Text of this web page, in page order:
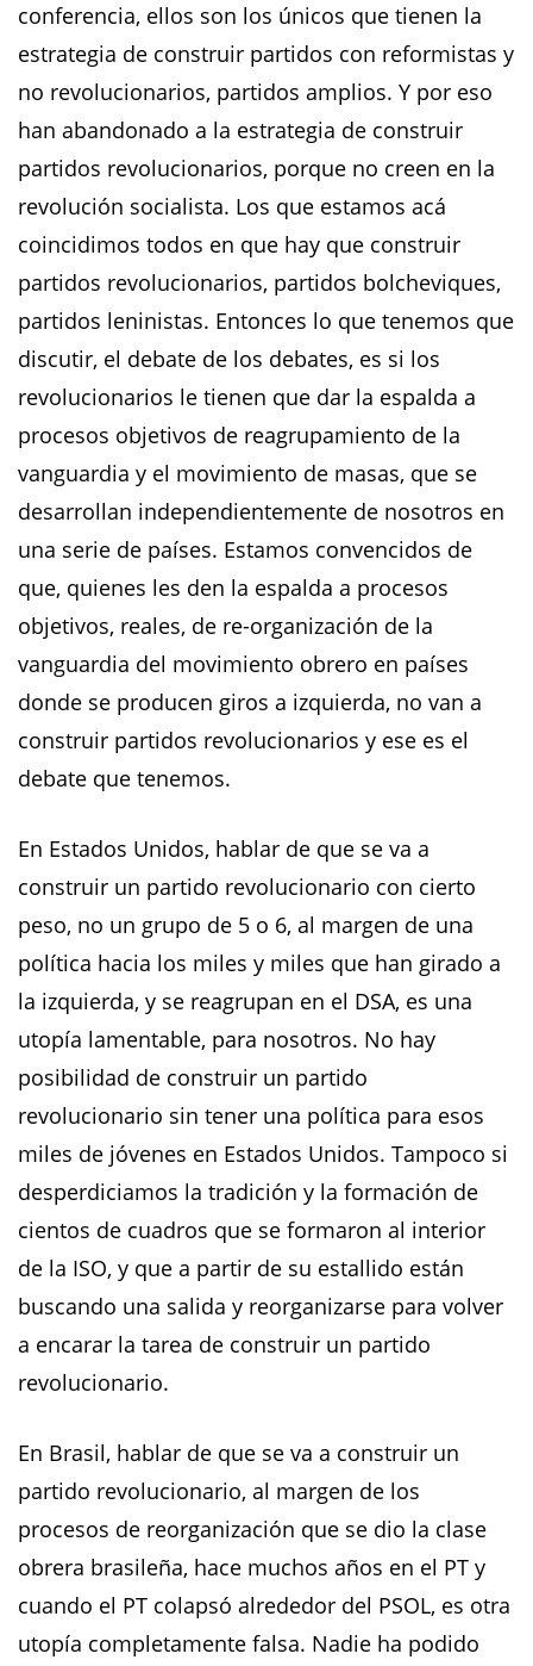
conferencia, ellos son los únicos que tienen la
estrategia de construir partidos con reformistas y
no revolucionarios, partidos amplios. Y por eso
han abandonado a la estrategia de construir
partidos revolucionarios, porque no creen en la
revolución socialista. Los que estamos acá
coincidimos todos en que hay que construir
partidos revolucionarios, partidos bolcheviques,
partidos leninistas. Entonces lo que tenemos que
discutir, el debate de los debates, es si los
revolucionarios le tienen que dar la espalda a
procesos objetivos de reagrupamiento de la
vanguardia y el movimiento de masas, que se
desarrollan independientemente de nosotros en
una serie de países. Estamos convencidos de
que, quienes les den la espalda a procesos
objetivos, reales, de re-organización de la
vanguardia del movimiento obrero en países
donde se producen giros a izquierda, no van a
construir partidos revolucionarios y ese es el
debate que tenemos.
En Estados Unidos, hablar de que se va a
construir un partido revolucionario con cierto
peso, no un grupo de 5 o 6, al margen de una
política hacia los miles y miles que han girado a
la izquierda, y se reagrupan en el DSA, es una
utopía lamentable, para nosotros. No hay
posibilidad de construir un partido
revolucionario sin tener una política para esos
miles de jóvenes en Estados Unidos. Tampoco si
desperdiciamos la tradición y la formación de
cientos de cuadros que se formaron al interior
de la ISO, y que a partir de su estallido están
buscando una salida y reorganizarse para volver
a encarar la tarea de construir un partido
revolucionario.
En Brasil, hablar de que se va a construir un
partido revolucionario, al margen de los
procesos de reorganización que se dio la clase
obrera brasileña, hace muchos años en el PT y
cuando el PT colapsó alrededor del PSOL, es otra
utopía completamente falsa. Nadie ha podido